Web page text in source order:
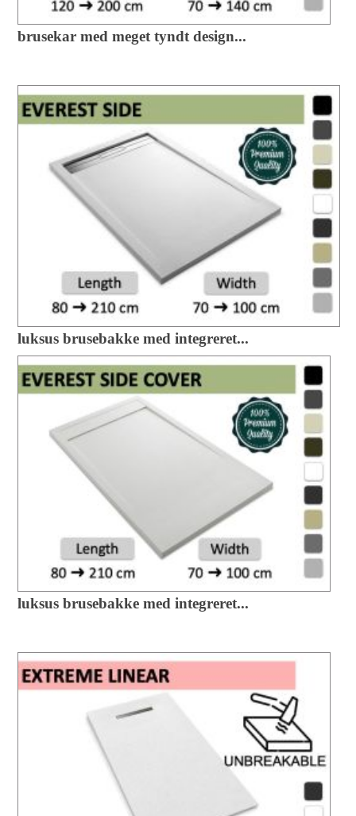
brusekar med meget tyndt design...
luksus brusebakke med integreret...
luksus brusebakke med integreret...